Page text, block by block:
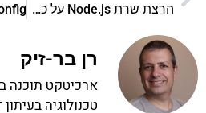
הרצת שרת Node.js על כמה ליבות
רן בר-זיק
ארכיטקט תוכנה
טכנולוגיה